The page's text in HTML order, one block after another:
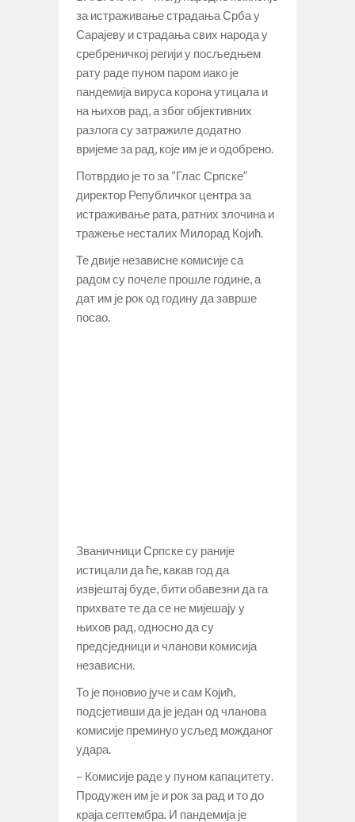
за истраживање страдања Срба у
Сарајеву и страдања свих народа у
сребреничкој регији у посљедњем
рату раде пуном паром иако је
пандемија вируса корона утицала и
на њихов рад, а због објективних
разлога су затражиле додатно
вријеме за рад, које им је и одобрено.
Потврдио је то за “Глас Српске”
директор Републичког центра за
истраживање рата, ратних злочина и
тражење несталих Милорад Којић.
Те двије независне комисије са
радом су почеле прошле године, а
дат им је рок од годину да заврше
посао.
Званичници Српске су раније
истицали да ће, какав год да
извјештај буде, бити обавезни да га
прихвате те да се не мијешају у
њихов рад, односно да су
предсједници и чланови комисија
независни.
То је поновио јуче и сам Којић,
подсјетивши да је један од чланова
комисије преминуо усљед можданог
удара.
– Комисије раде у пуном капацитету.
Продужен им је и рок за рад и то до
краја септембра. И пандемија је